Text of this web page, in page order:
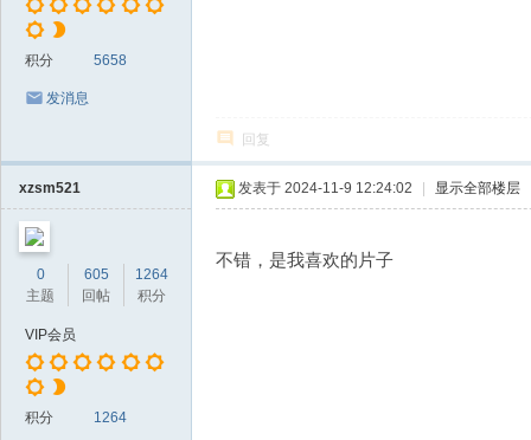
积分 5658
发消息
回复
xzsm521
0
主题
605
回帖
1264
积分
VIP会员
积分 1264
发表于 2024-11-9 12:24:02 显示全部楼层
不错，是我喜欢的片子